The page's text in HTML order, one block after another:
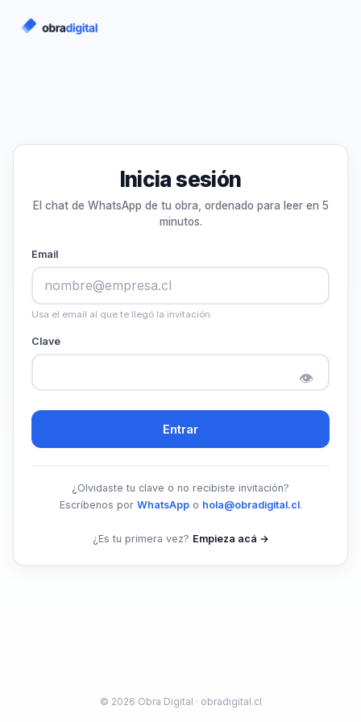
Inicia sesión
El chat de WhatsApp de tu obra, ordenado para leer en 5
minutos.
Email
Usa el email al que te llegó la invitación.
Clave
👁
Entrar
¿Olvidaste tu clave o no recibiste invitación?
Escríbenos por WhatsAppo hola@obradigital.cl.
¿Es tu primera vez? Empieza acá →
© 2026 Obra Digital · obradigital.cl